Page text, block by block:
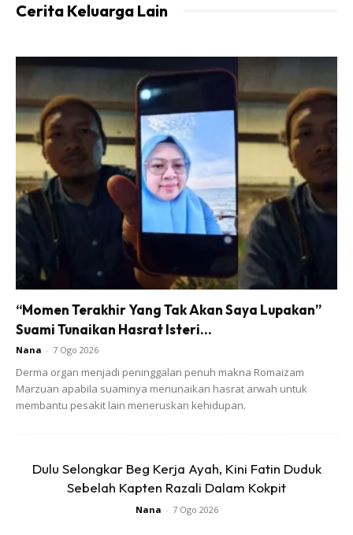
Kalian semua tahu apa yang aku rasa?
Rasa sunyi? Ye, sunyi yang teramat dalam.
Rasa menyesal? Ye, pasti ada rasa menyesal sebab tak
jadi yang terbaik untuk isteri sepanjang waktu hidup dia.
yang bagi aku tak ada penghujungnya melainkan syurga.
Cerita Keluarga Lain
“Momen Terakhir Yang Tak Akan Saya Lupakan”
Suami Tunaikan Hasrat Isteri...
Nana - 7 Ogo 2026
Derma organ menjadi peninggalan penuh makna Romaizam
Marzuan apabila suaminya menunaikan hasrat arwah untuk
membantu pesakit lain meneruskan kehidupan.
Dulu Selongkar Beg Kerja Ayah, Kini Fatin Duduk
Sebelah Kapten Razali Dalam Kokpit
Nana - 7 Ogo 2026